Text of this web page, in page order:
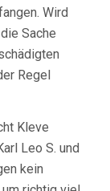
Wird
Sache
Regel
Kleve
Leo S. und
kein